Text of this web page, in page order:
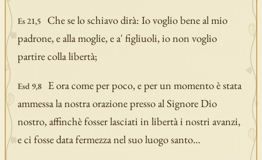
Es 21,5
Che se lo schiavo dirà: Io voglio bene al mio
padrone, e alla moglie, e a' figliuoli, io non voglio
partire colla libertà;
Esd 9,8
E ora come per poco, e per un momento è stata
ammessa la nostra orazione presso al Signore Dio
nostro, affinchè fosser lasciati in libertà i nostri avanzi,
e ci fosse data fermezza nel suo luogo santo…